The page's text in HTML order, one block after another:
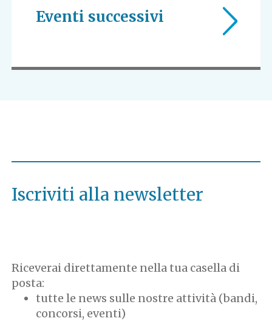
Eventi successivi
Iscriviti alla newsletter
Riceverai direttamente nella tua casella di
posta:
tutte le news sulle nostre attività (bandi,
concorsi, eventi)